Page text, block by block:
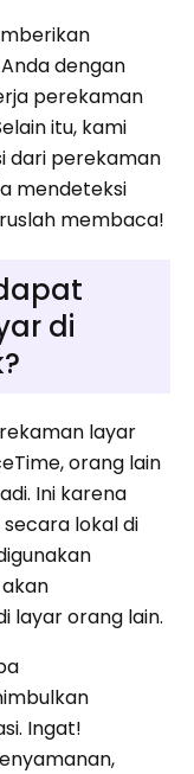
dengan
perekaman
itu, kami
dari perekaman
mendeteksi
membaca!
di
layar
orang lain
Ini karena
lokal di
layar orang lain.
Ingat!